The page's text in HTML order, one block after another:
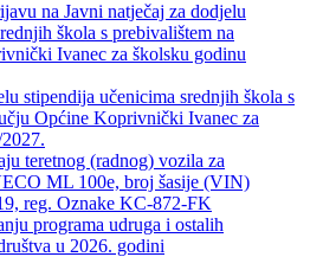
na Javni natječaj za dodjelu
škola s prebivalištem na
Ivanec za školsku godinu
stipendija učenicima srednjih škola s
Općine Koprivnički Ivanec za
teretnog (radnog) vozila za
ML 100e, broj šasije (VIN)
reg. Oznake KC-872-FK
programa udruga i ostalih
u 2026. godini